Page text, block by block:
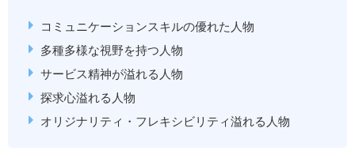
コミュニケーションスキルの優れた人物
多種多様な視野を持つ人物
サービス精神が溢れる人物
探求心溢れる人物
オリジナリティ・フレキシビリティ溢れる人物